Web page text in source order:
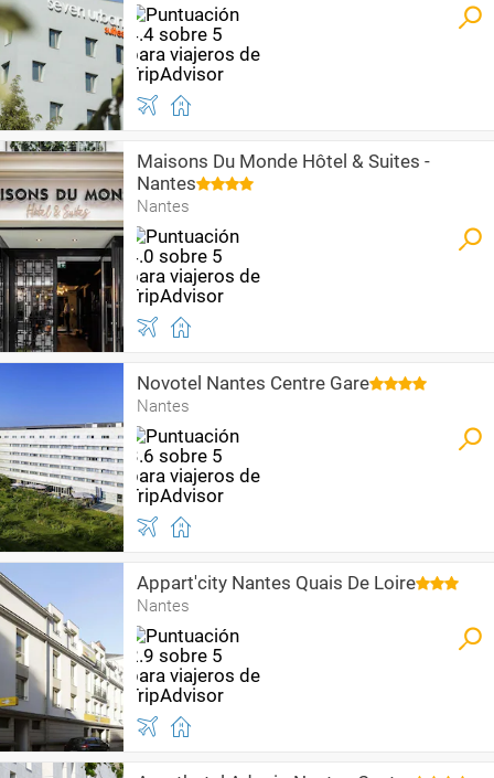
Maisons Du Monde Hôtel & Suites -
Nantes
Nantes
Novotel Nantes Centre Gare
Nantes
Appart'city Nantes Quais De Loire
Nantes